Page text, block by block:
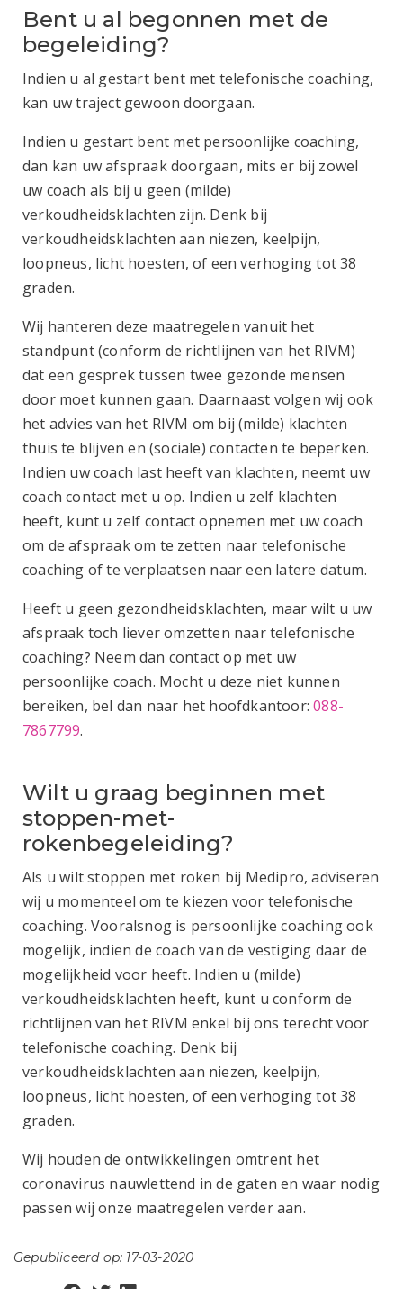
Bent u al begonnen met de
begeleiding?
Indien u al gestart bent met telefonische coaching,
kan uw traject gewoon doorgaan.
Indien u gestart bent met persoonlijke coaching,
dan kan uw afspraak doorgaan, mits er bij zowel
uw coach als bij u geen (milde)
verkoudheidsklachten zijn. Denk bij
verkoudheidsklachten aan niezen, keelpijn,
loopneus, licht hoesten, of een verhoging tot 38
graden.
Wij hanteren deze maatregelen vanuit het
standpunt (conform de richtlijnen van het RIVM)
dat een gesprek tussen twee gezonde mensen
door moet kunnen gaan. Daarnaast volgen wij ook
het advies van het RIVM om bij (milde) klachten
thuis te blijven en (sociale) contacten te beperken.
Indien uw coach last heeft van klachten, neemt uw
coach contact met u op. Indien u zelf klachten
heeft, kunt u zelf contact opnemen met uw coach
om de afspraak om te zetten naar telefonische
coaching of te verplaatsen naar een latere datum.
Heeft u geen gezondheidsklachten, maar wilt u uw
afspraak toch liever omzetten naar telefonische
coaching? Neem dan contact op met uw
persoonlijke coach. Mocht u deze niet kunnen
bereiken, bel dan naar het hoofdkantoor:088-
7867799.
Wilt u graag beginnen met
stoppen-met-
rokenbegeleiding?
Als u wilt stoppen met roken bij Medipro, adviseren
wij u momenteel om te kiezen voor telefonische
coaching. Vooralsnog is persoonlijke coaching ook
mogelijk, indien de coach van de vestiging daar de
mogelijkheid voor heeft. Indien u (milde)
verkoudheidsklachten heeft, kunt u conform de
richtlijnen van het RIVM enkel bij ons terecht voor
telefonische coaching. Denk bij
verkoudheidsklachten aan niezen, keelpijn,
loopneus, licht hoesten, of een verhoging tot 38
graden.
Wij houden de ontwikkelingen omtrent het
coronavirus nauwlettend in de gaten en waar nodig
passen wij onze maatregelen verder aan.
Gepubliceerd op: 17-03-2020